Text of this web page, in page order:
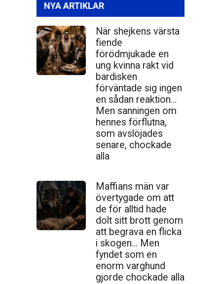
NYA ARTIKLAR
När shejkens värsta
fiende
förödmjukade en
ung kvinna rakt vid
bardisken
förväntade sig ingen
en sådan reaktion…
Men sanningen om
hennes förflutna,
som avslöjades
senare, chockade
alla
Maffians män var
övertygade om att
de för alltid hade
dolt sitt brott genom
att begrava en flicka
i skogen… Men
fyndet som en
enorm varghund
gjorde chockade alla